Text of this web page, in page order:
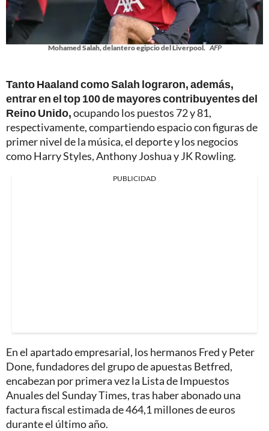
Mohamed Salah, delantero egipcio del Liverpool. AFP
Tanto Haaland como Salah lograron, además,
entrar en el top 100 de mayores contribuyentes del
Reino Unido,ocupando los puestos 72 y 81,
respectivamente, compartiendo espacio con figuras de
primer nivel de la música, el deporte y los negocios
como Harry Styles, Anthony Joshua y JK Rowling.
PUBLICIDAD
En el apartado empresarial, los hermanos Fred y Peter
Done, fundadores del grupo de apuestas Betfred,
encabezan por primera vez la Lista de Impuestos
Anuales del Sunday Times, tras haber abonado una
factura fiscal estimada de 464,1 millones de euros
durante el último año.